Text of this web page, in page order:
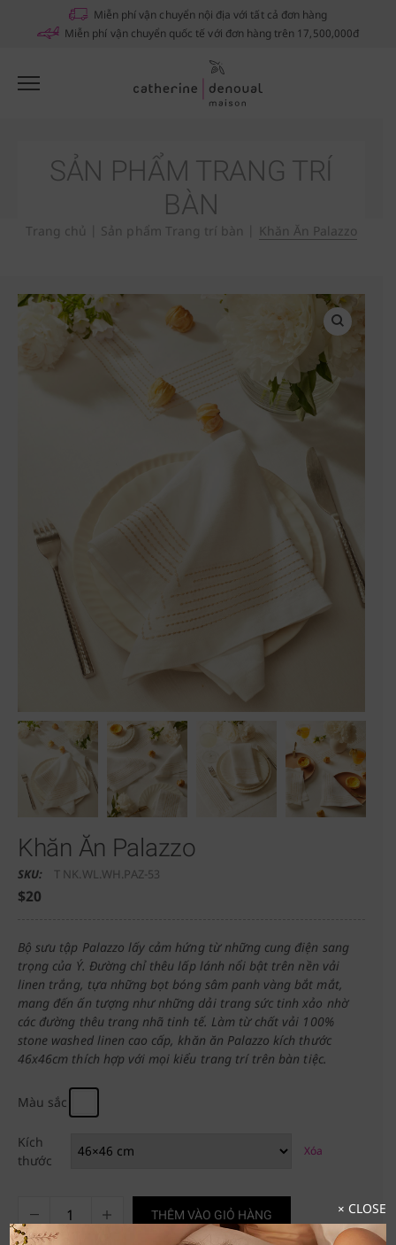
SẢN PHẨM TRANG TRÍ
BÀN
Trang chủ Sản phẩm Trang trí bàn Khăn Ăn Palazzo
Miễn phí vận chuyển nội địa với tất cả đơn hàng
Miễn phí vận chuyển quốc tế với đơn hàng trên 17,500,000đ
Khăn Ăn Palazzo
SKU: T NK.WL.WH.PAZ-53
$20
Bộ sưu tập Palazzo lấy cảm hứng từ những cung điện sang
trọng của Ý. Đường chỉ thêu lấp lánh nổi bật trên nền vải
linen trắng, tựa những bọt bóng sâm panh vàng bắt mắt,
mang đến ấn tượng như những dải trang sức tinh xảo nhờ
các đường thêu trang nhã tinh tế. Làm từ chất vải 100%
stone washed linen cao cấp, khăn ăn Palazzo kích thước
46x46cm thích hợp với mọi kiểu trang trí trên bàn tiệc.
Màu sắc
Kích
thước
Xóa
THÊM VÀO GIỎ HÀNG × CLOSE